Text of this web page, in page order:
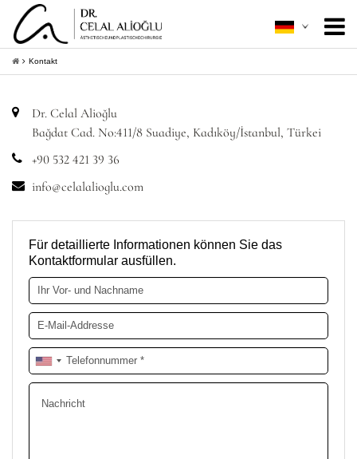
Über mich
Minimal Invasive
Patientenleitfaden
Kontakt
Informationen bekommen
Kontakt
Dr. Celal Alioğlu
Bağdat Cad. No:411/8 Suadiye, Kadıköy/İstanbul, Türkei
+90 532 421 39 36
info@celalalioglu.com
Für detaillierte Informationen können Sie das
Kontaktformular ausfüllen.